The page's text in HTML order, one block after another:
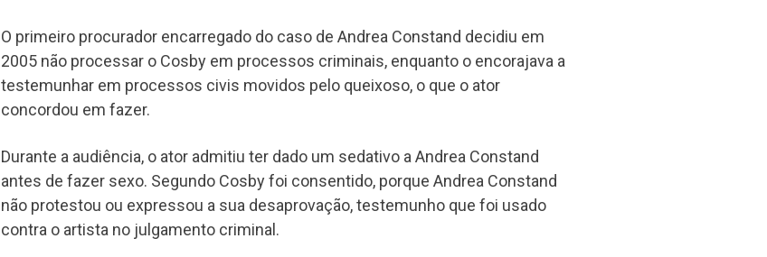
O primeiro procurador encarregado do caso de Andrea Constand decidiu em
2005 não processar o Cosby em processos criminais, enquanto o encorajava a
testemunhar em processos civis movidos pelo queixoso, o que o ator
concordou em fazer.
Durante a audiência, o ator admitiu ter dado um sedativo a Andrea Constand
antes de fazer sexo. Segundo Cosby foi consentido, porque Andrea Constand
não protestou ou expressou a sua desaprovação, testemunho que foi usado
contra o artista no julgamento criminal.